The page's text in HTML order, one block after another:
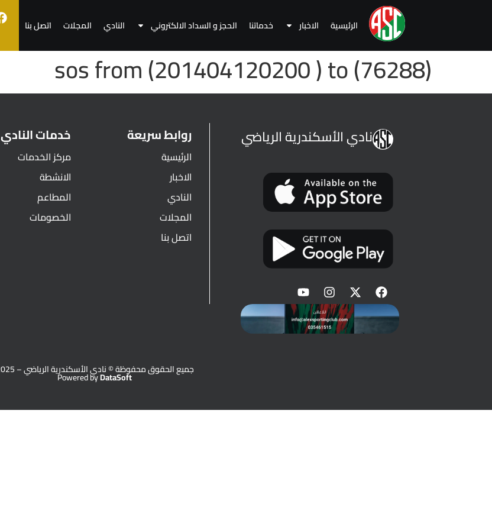
الرئيسية الاخبار خدماتنا الحجز و السداد الالكتروني النادي المجلات اتصل بنا
sos from (201404120200 ) to (76288)
نادي الأسكندرية الرياضي روابط سريعة
الرئيسية
الاخبار
النادي
المجلات
اتصل بنا
خدمات النادي
مركز الخدمات
الانشطة
المطاعم
الخصومات
جميع الحقوق محفوظة © نادي الأسكندرية الرياضي – 2025
Powered byDataSoft